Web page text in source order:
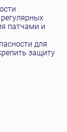
патчами и
для
защиту